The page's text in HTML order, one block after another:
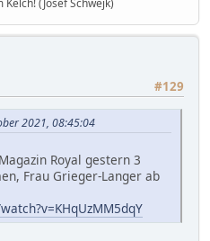
(Josef Schwejk)
#129
2021, 08:45:04
Royal gestern 3
Frau Grieger-Langer ab